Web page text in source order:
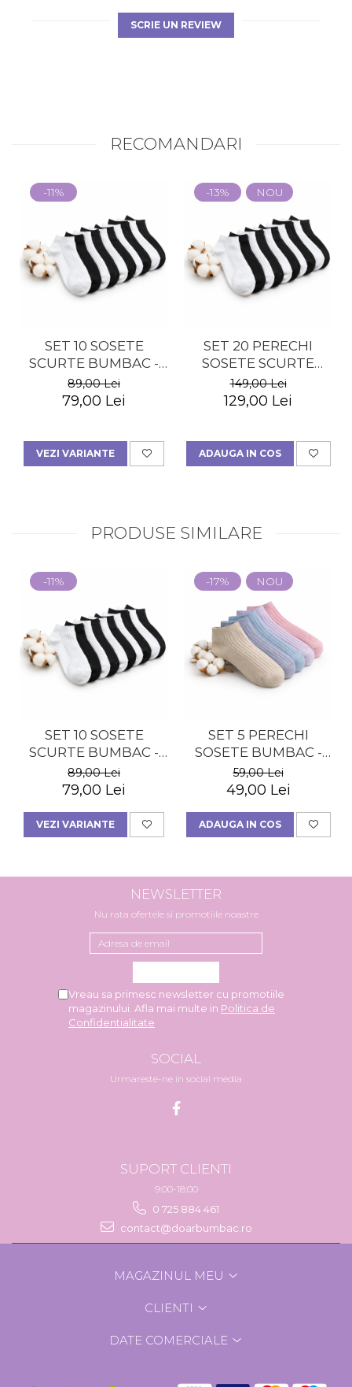
SCRIE UN REVIEW
RECOMANDARI
-11%
SET 10 SOSETE
SCURTE BUMBAC -
BARBATI
89,00 Lei
79,00 Lei
VEZI VARIANTE
-13% NOU
SET 20 PERECHI
SOSETE SCURTE
BUMBAC - BARBATI
149,00 Lei
129,00 Lei
ADAUGA IN COS
PRODUSE SIMILARE
-11%
SET 10 SOSETE
SCURTE BUMBAC -
BARBATI
89,00 Lei
79,00 Lei
VEZI VARIANTE
-17% NOU
SET 5 PERECHI
SOSETE BUMBAC -
MULTICOLOR - DAMA
59,00 Lei
49,00 Lei
ADAUGA IN COS
NEWSLETTER
Nu rata ofertele si promotiile noastre
Vreau sa primesc newsletter cu promotiile
magazinului. Afla mai multe in Politica de
Confidentialitate
SOCIAL
Urmareste-ne in social media
SUPORT CLIENTI
9:00-18:00
0 725 884 461
contact@doarbumbac.ro
MAGAZINUL MEU
CLIENTI
DATE COMERCIALE